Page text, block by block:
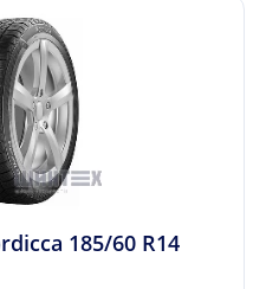
185/60 R14